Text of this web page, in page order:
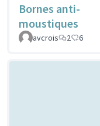
Bornes anti-
moustiques
avcrois
2 6